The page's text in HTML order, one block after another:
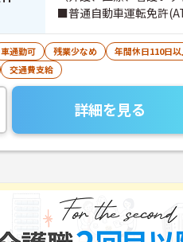
■普通自動車運転免許
車通勤可 残業少なめ 年間休日110日
交通費支給
詳細を見る